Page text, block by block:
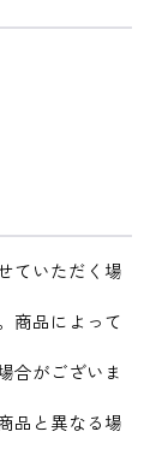
ていただく場
商品によって
合がございま
品と異なる場